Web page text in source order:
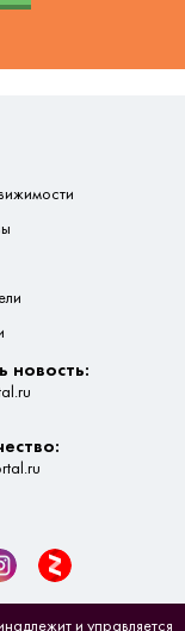
новость:
и управляется